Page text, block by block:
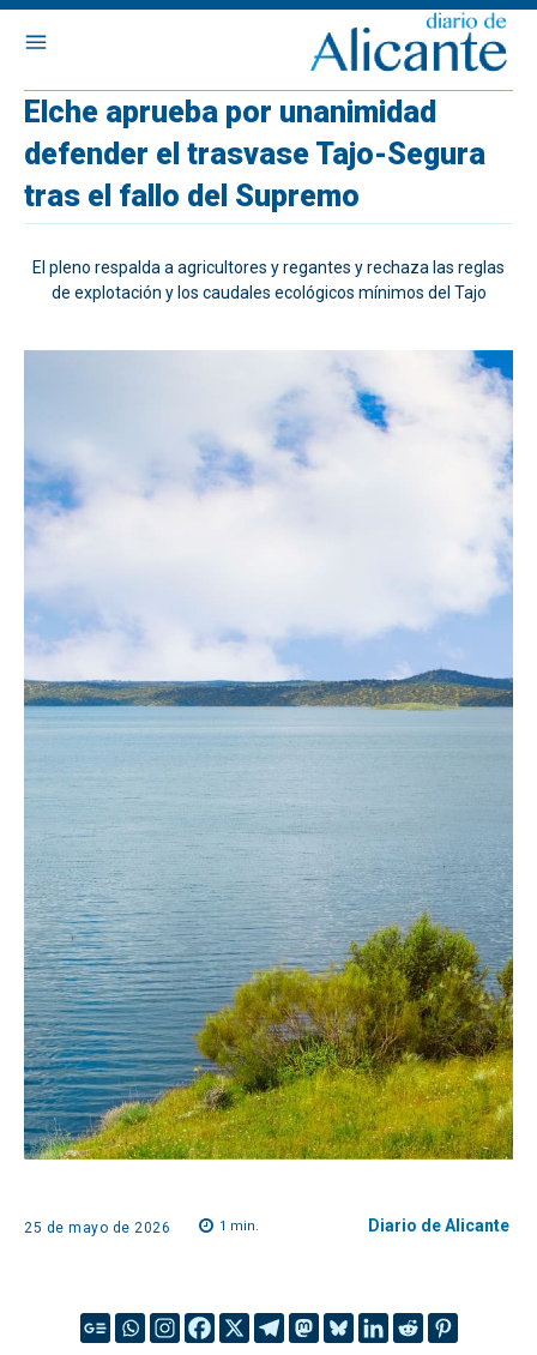
Elche aprueba por unanimidad
defender el trasvase Tajo-Segura
tras el fallo del Supremo
El pleno respalda a agricultores y regantes y rechaza las reglas
de explotación y los caudales ecológicos mínimos del Tajo
25 de mayo de 2026 1 min. Diario de Alicante